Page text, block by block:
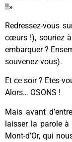
!!»
Redressez-vous
cœurs !), souriez
embarquer ?
souvenez-vous).
Et ce soir ? Etes-
Alors… OSONS !
Mais avant
laisser la parole à
Mont-d’Or, qui